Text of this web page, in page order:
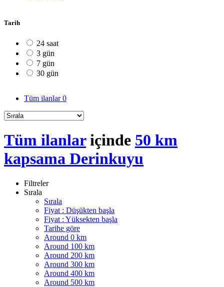
Tarih
24 saat
3 gün
7 gün
30 gün
Tüm ilanlar0
Tüm ilanlariçinde 50 km
kapsama Derinkuyu
Filtreler
Sırala
Sırala
Fiyat : Düşükten başla
Fiyat : Yüksekten başla
Tarihe göre
Around 0 km
Around 100 km
Around 200 km
Around 300 km
Around 400 km
Around 500 km